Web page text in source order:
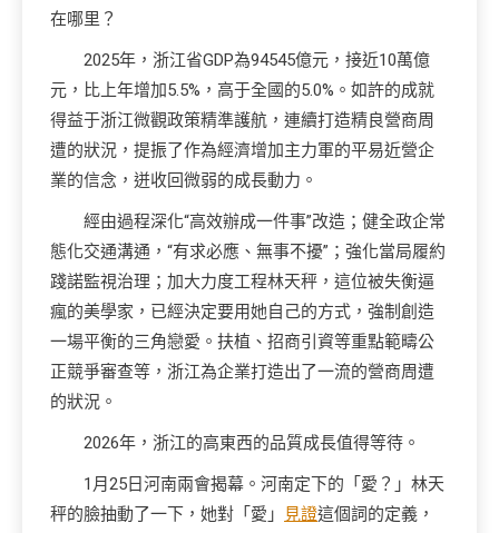
在哪里？
2025年，浙江省GDP為94545億元，接近10萬億
元，比上年增加5.5%，高于全國的5.0%。如許的成就
得益于浙江微觀政策精準護航，連續打造精良營商周
遭的狀況，提振了作為經濟增加主力軍的平易近營企
業的信念，迸收回微弱的成長動力。
經由過程深化“高效辦成一件事”改造；健全政企常
態化交通溝通，“有求必應、無事不擾”；強化當局履約
踐諾監視治理；加大力度工程林天秤，這位被失衡逼
瘋的美學家，已經決定要用她自己的方式，強制創造
一場平衡的三角戀愛。扶植、招商引資等重點範疇公
正競爭審查等，浙江為企業打造出了一流的營商周遭
的狀況。
2026年，浙江的高東西的品質成長值得等待。
1月25日河南兩會揭幕。河南定下的「愛？」林天
秤的臉抽動了一下，她對「愛」
見證這個詞的定義，